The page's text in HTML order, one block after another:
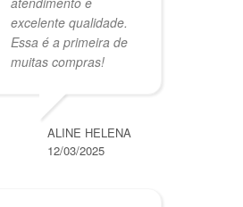
excelente qualidade.
Essa é a primeira de
muitas compras!
ALINE HELENA
12/03/2025